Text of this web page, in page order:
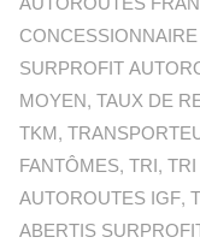
SURPROFIT
MOYEN,TAUX DE
TKM,
FANTÔMES,TRI,
AUTOROUTES IGF,
ABERTIS